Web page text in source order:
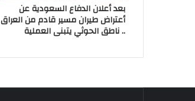
بعد أعلان الدفاع السعودية عن
أعتراض طيران مسير قادم من العراق
.. ناطق الحوثي يتبنى العملية